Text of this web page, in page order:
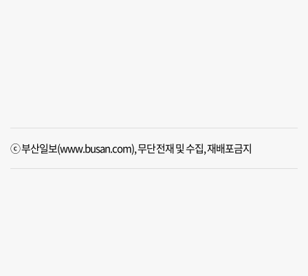
ⓒ 부산일보(www.busan.com), 무단전재 및 수집, 재배포금지